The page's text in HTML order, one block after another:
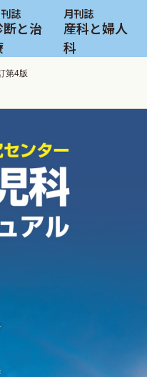
断と治
産科と婦人
科
第4版